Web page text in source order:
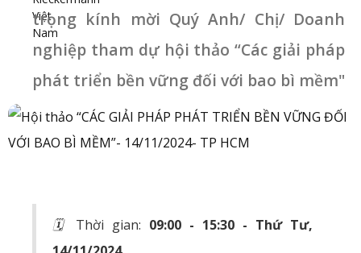
trọng kính mời Quý Anh/ Chị/ Doanh
nghiệp tham dự hội thảo “Các giải pháp
phát triển bền vững đối với bao bì mềm"
🗓️ Thời gian: 09:00 - 15:30 - Thứ Tư,